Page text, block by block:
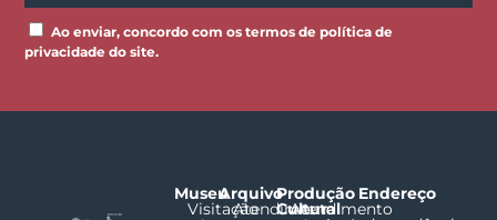
Ao enviar, concordo com os termos de política de
privacidade do site.
Museu
Visitação
Arquivo
Atendimento
Produção
Cultural
Atendimento
Endereço